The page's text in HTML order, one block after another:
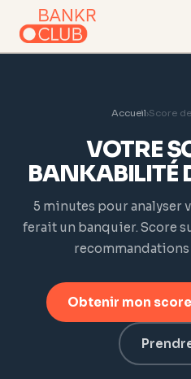
Accueil›Score
VOTRE
BANKABILITÉ
5 minutes pour analyser
ferait un banquier. Score
Obtenir mon